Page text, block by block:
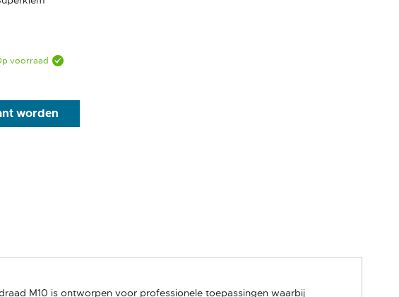
voorraad
worden
M10 is ontworpen voor professionele toepassingen waarbij